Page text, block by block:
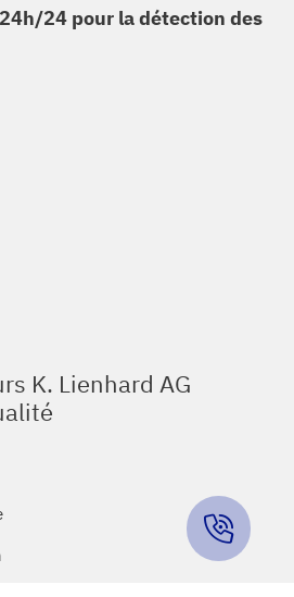
24 pour la détection des
K. Lienhard AG